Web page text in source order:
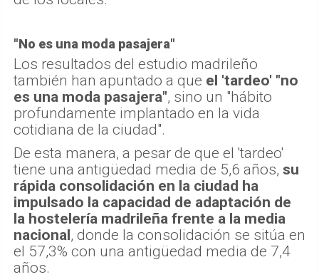
"No es una moda pasajera"
Los resultados del estudio madrileño
también han apuntado a que el 'tardeo' "no
es una moda pasajera", sino un "hábito
profundamente implantado en la vida
cotidiana de la ciudad".
De esta manera, a pesar de que el 'tardeo'
tiene una antigüedad media de 5,6 años, su
rápida consolidación en la ciudad ha
impulsado la capacidad de adaptación de
la hostelería madrileña frente a la media
nacional, donde la consolidación se sitúa en
el 57,3% con una antigüedad media de 7,4
años.